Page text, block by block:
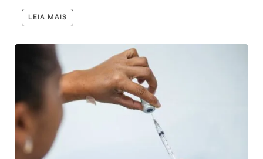
LEIA MAIS